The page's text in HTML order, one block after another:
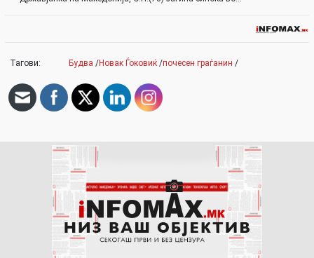
Тагови: Будва /Новак Ѓоковиќ /почесен граѓанин /